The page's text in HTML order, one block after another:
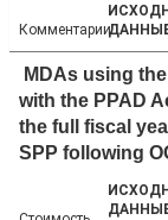
Комментарии
MDAs using
with the PPAD
the full fiscal
SPP following